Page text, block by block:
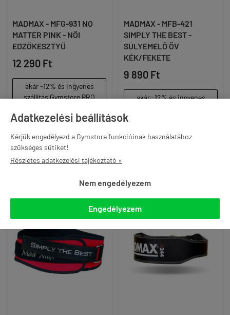
Adatkezelési beállítások
Kérjük engedélyezd a Gymstore funkcióinak használatához
szükséges sütiket!
Részletes adatkezelési tájékoztató »
Nem engedélyezem
Engedélyezem
MADMAX - MFG-931 NO
MATTER PINK - NŐI
EDZŐKESZTYŰ
12 290 Ft
akár -12% és ingyenes
szállítás Gymstore PRO
 KOSÁRBA
MADMAX - MFB-421
SIMPLY THE BEST -
SÚLYEMELŐ ÖV
KÉK/FEKETE
9 890 Ft
akár -12% és ingyenes
 KOSÁRBA